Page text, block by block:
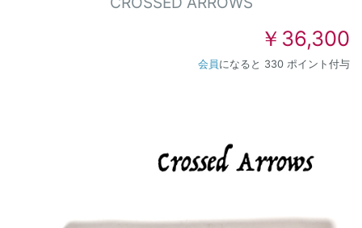
￥36,300
会員 になると 330 ポイント付与